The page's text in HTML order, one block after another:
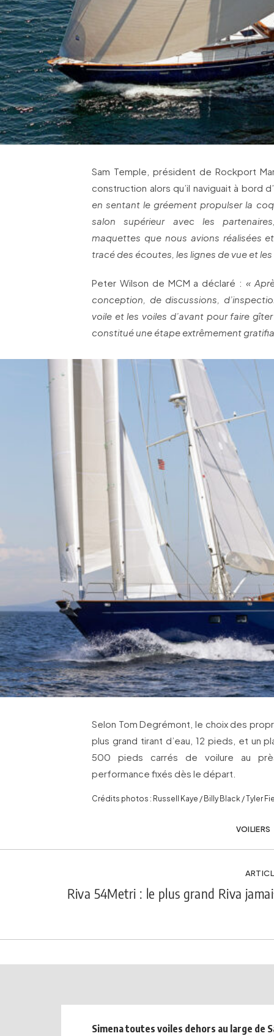
Sam Temple, président de Rockport
construction alors qu’il naviguait à bord
en sentant le gréement propulser la
salon supérieur avec les
maquettes que nous avions réalisées
tracé des écoutes, les lignes de vue et
Peter Wilson de MCM a déclaré : «
conception, de discussions,
voile et les voiles d’avant pour faire
constitué une étape extrêmement
Selon Tom Degrémont, le choix des
plus grand tirant d’eau, 12 pieds, et un
500 pieds carrés de voilure au
performance fixés dès le départ.
Crédits photos : Russell Kaye / Billy Black / Tyler
VOILIERS
Riva 54Metri : le plus grand Riva
Simena toutes voiles dehors au large de